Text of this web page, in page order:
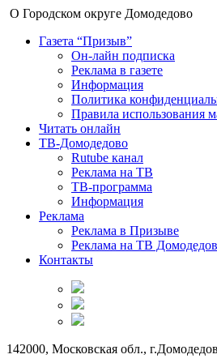
О Городском округе Домодедово
Газета “Призыв”
Он-лайн подписка
Реклама в газете
Информация
Политика
Правила использования
Читать онлайн
ТВ-Домодедово
Rutube канал
Реклама на ТВ
ТВ-программа
Информация
Реклама
Реклама в Призыве
Реклама на ТВ
Контакты
142000, Московская обл.,